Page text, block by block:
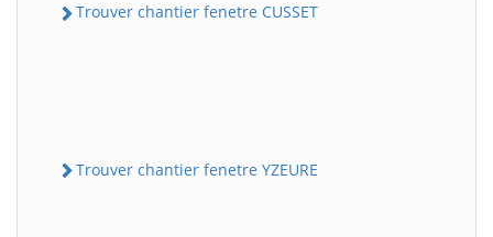
Trouver chantier fenetre CUSSET
Trouver chantier fenetre YZEURE